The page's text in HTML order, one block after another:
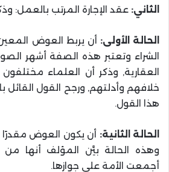
الثاني: عقد الإجارة المرتب بالعمل:
الحالة الأولى: أن يربط العوض
الشراء وتعتبر هذه الصفة أشهر
العقارية, وذكر أن العلماء
خلافهم وأدلتهم, ورجح القول القائل
هذا القول.
الحالة الثانية: أن يكون العوض
وهذه الحالة بيَّن المؤلف أنها من
أجمعت الأمة على جوازها.